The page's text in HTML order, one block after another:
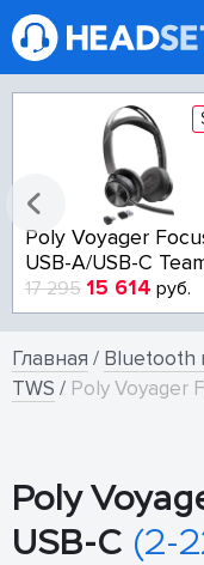
Poly Voyager
USB-A/USB-C
17 295 15 614 руб.
Главная / Bluetooth
TWS / Poly Voyager
Poly
USB-C (2-